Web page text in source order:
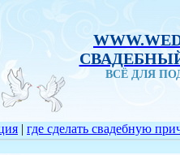
ВСЁ ДЛЯ
| где сделать свадебную